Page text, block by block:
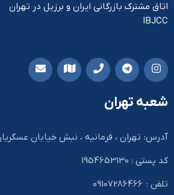
اتاق مشترک بازرگانی ایران و برزیل در تهران
IBJCC
شعبه تهران
آدرس: تهران ، فرمانیه ، نبش خیابان
کد پستی : 1954653130
تلفن : 09107286466